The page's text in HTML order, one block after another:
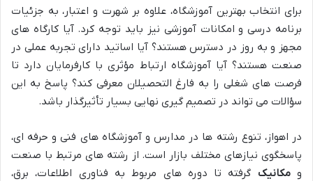
برای انتخاب بهترین آموزشگاه، علاوه بر شهرت و اعتبار، به جزئیات
برنامه درسی و امکانات آموزشی نیز باید توجه کرد. آیا کارگاه های
مجهز و به روز در دسترس هستند؟ آیا اساتید دارای تجربه عملی در
صنعت هستند؟ آیا آموزشگاه ارتباط مؤثری با کارفرمایان دارد تا
فرصت های شغلی را به فارغ التحصیلان معرفی کند؟ پاسخ به این
سؤالات می تواند در تصمیم گیری نهایی بسیار تأثیرگذار باشد.
در اهواز، تنوع رشته ها در مدارس و آموزشگاه های فنی و حرفه ای،
پاسخگوی نیازهای مختلف بازار است. از رشته های مرتبط با صنعت
ومکانیک گرفته تا دوره های مربوط به فناوری اطلاعات، برق،